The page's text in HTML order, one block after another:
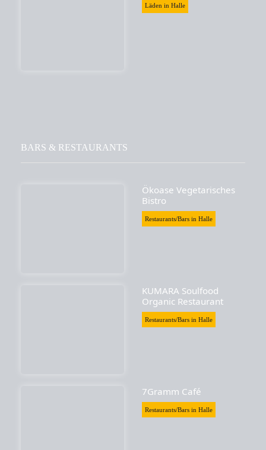
Läden in Halle
BARS & RESTAURANTS
Ökoase Vegetarisches
Bistro
Restaurants/Bars in Halle
KUMARA Soulfood
Organic Restaurant
Restaurants/Bars in Halle
7Gramm Café
Restaurants/Bars in Halle